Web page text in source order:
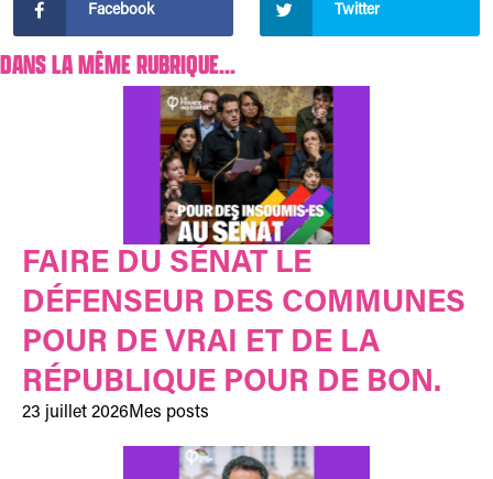
Facebook Twitter
DANS LA MÊME RUBRIQUE...
FAIRE DU SÉNAT LE
DÉFENSEUR DES COMMUNES
POUR DE VRAI ET DE LA
RÉPUBLIQUE POUR DE BON.
23 juillet 2026 Mes posts